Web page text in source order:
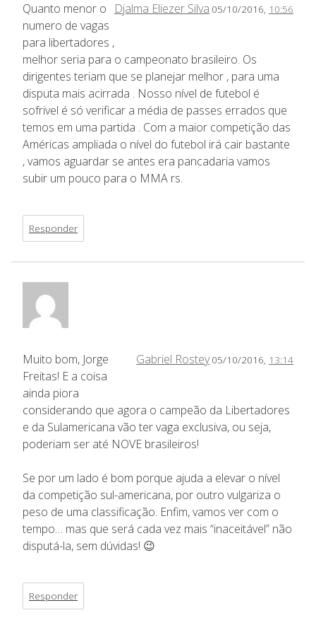
Djalma Eliezer Silva 05/10/2016, 10:56
Quanto menor o
numero de vagas
para libertadores ,
melhor seria para o campeonato brasileiro. Os
dirigentes teriam que se planejar melhor , para uma
disputa mais acirrada . Nosso nível de futebol é
sofrivel é só verificar a média de passes errados que
temos em uma partida . Com a maior competição das
Américas ampliada o nível do futebol irá cair bastante
, vamos aguardar se antes era pancadaria vamos
subir um pouco para o MMA rs.
Responder
Gabriel Rostey 05/10/2016, 13:14
Muito bom, Jorge
Freitas! E a coisa
ainda piora
considerando que agora o campeão da Libertadores
e da Sulamericana vão ter vaga exclusiva, ou seja,
poderiam ser até NOVE brasileiros!
Se por um lado é bom porque ajuda a elevar o nível
da competição sul-americana, por outro vulgariza o
peso de uma classificação. Enfim, vamos ver com o
tempo… mas que será cada vez mais “inaceitável” não
disputá-la, sem dúvidas! 😉
Responder